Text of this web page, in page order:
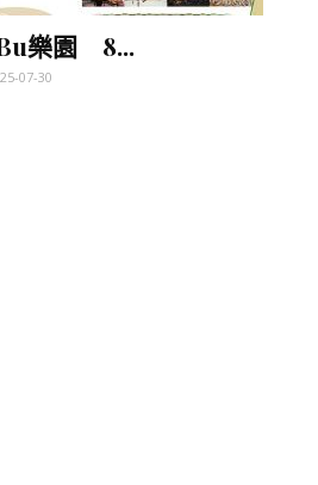
樂園 8...
07-30